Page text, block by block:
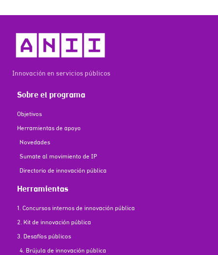
Innovación en servicios públicos
Sobre el programa
Objetivos
Herramientas de apoyo
Novedades
Sumate al movimiento de IP
Directorio de innovación pública
Herramientas
1. Concursos internos de innovación pública
2. Kit de innovación pública
3. Desafíos públicos
4. Brújula de innovación pública